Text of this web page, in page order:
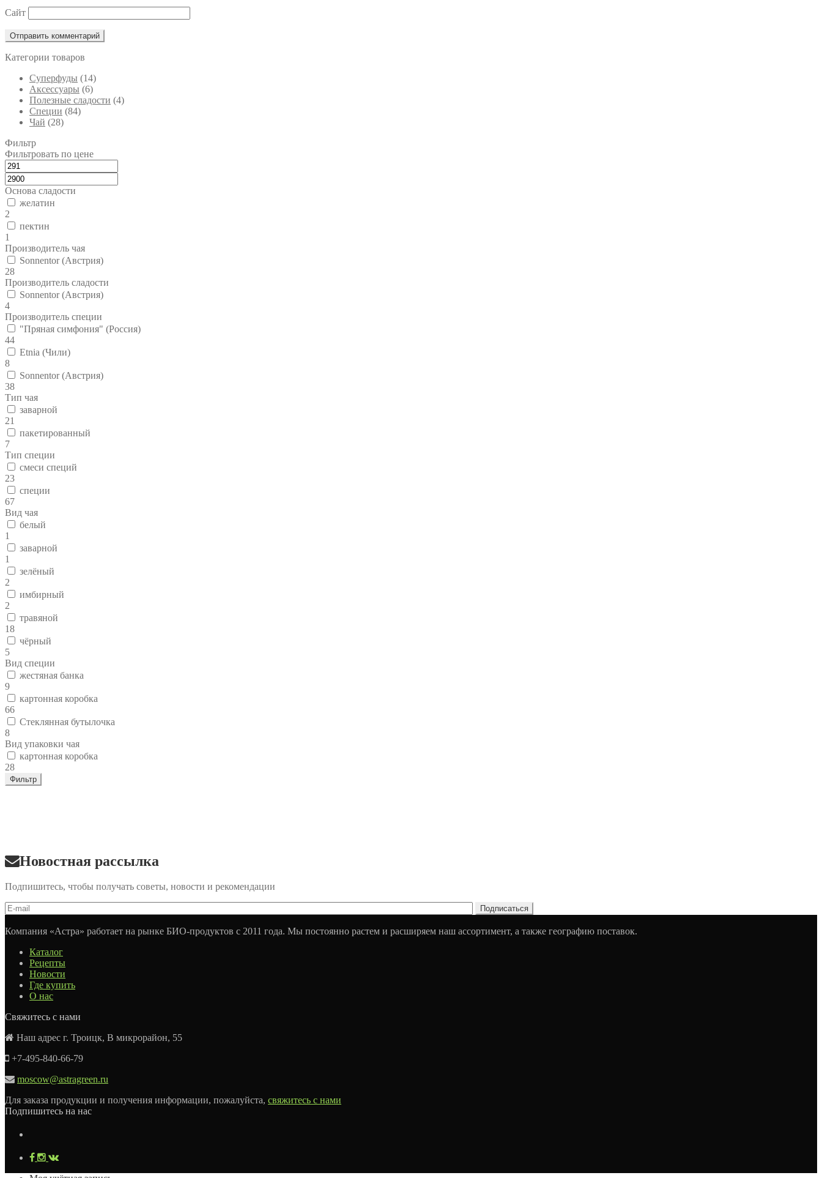
Сайт
Категории товаров
Cуперфуды (14)
Аксессуары (6)
Полезные сладости (4)
Специи (84)
Чай (28)
Фильтр
Фильтровать по цене
Основа сладости
желатин
2
пектин
1
Производитель чая
Sonnentor (Австрия)
28
Производитель сладости
Sonnentor (Австрия)
4
Производитель специи
"Пряная симфония" (Россия)
44
Etnia (Чили)
8
Sonnentor (Австрия)
38
Тип чая
заварной
21
пакетированный
7
Тип специи
смеси специй
23
специи
67
Вид чая
белый
1
заварной
1
зелёный
2
имбирный
2
травяной
18
чёрный
5
Вид специи
жестяная банка
9
картонная коробка
66
Стеклянная бутылочка
8
Вид упаковки чая
картонная коробка
28
Фильтр
Новостная рассылка
Подпишитесь, чтобы получать советы, новости и рекомендации
Компания «Астра» работает на рынке БИО-продуктов с 2011 года. Мы постоянно растем и расширяем наш ассортимент, а также географию поставок.
Каталог
Рецепты
Новости
Где купить
О нас
Свяжитесь с нами
Наш адрес г. Троицк, В микрорайон, 55
+7-495-840-66-79
moscow@astragreen.ru
Для заказа продукции и получения информации, пожалуйста, свяжитесь с нами
Подпишитесь на нас